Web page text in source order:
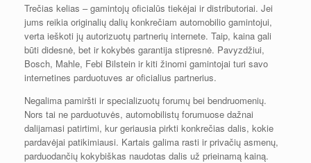
Trečias kelias – gamintojų oficialūs tiekėjai ir distributoriai. Jei
jums reikia originalių dalių konkrečiam automobilio gamintojui,
verta ieškoti jų autorizuotų partnerių internete. Taip, kaina gali
būti didesnė, bet ir kokybės garantija stipresnė. Pavyzdžiui,
Bosch, Mahle, Febi Bilstein ir kiti žinomi gamintojai turi savo
internetines parduotuves ar oficialius partnerius.
Negalima pamiršti ir specializuotų forumų bei bendruomenių.
Nors tai ne parduotuvės, automobilistų forumuose dažnai
dalijamasi patirtimi, kur geriausia pirkti konkrečias dalis, kokie
pardavėjai patikimiausi. Kartais galima rasti ir privačių asmenų,
parduodančių kokybiškas naudotas dalis už prieinamą kainą.